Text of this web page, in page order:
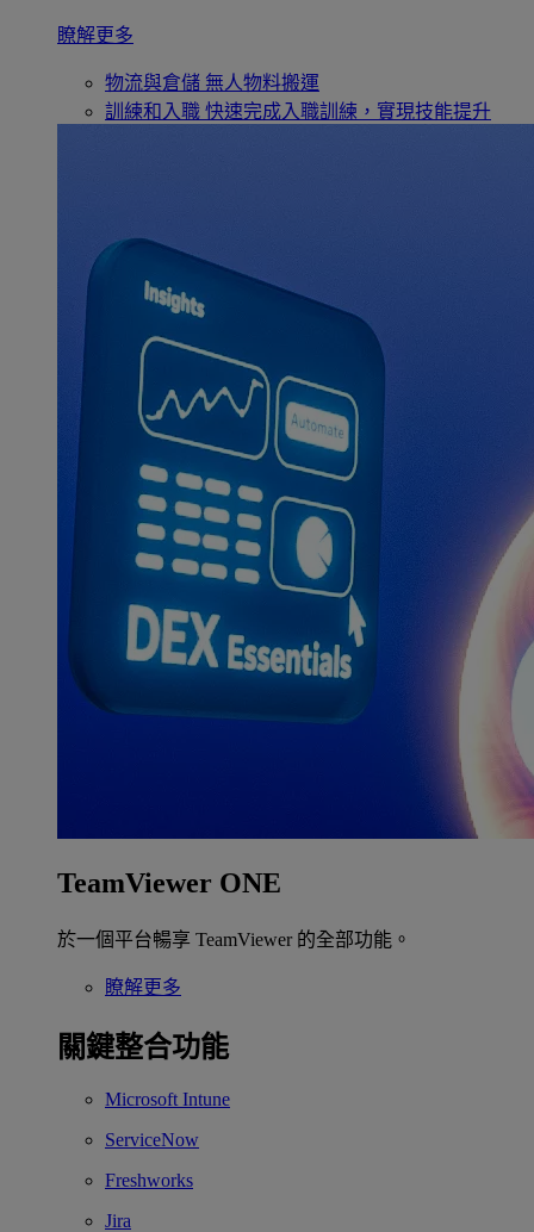
瞭解更多
物流與倉儲 無人物料搬運
訓練和入職 快速完成入職訓練，實現技能提升
TeamViewer ONE
於一個平台暢享 TeamViewer 的全部功能。
瞭解更多
關鍵整合功能
Microsoft Intune
ServiceNow
Freshworks
Jira